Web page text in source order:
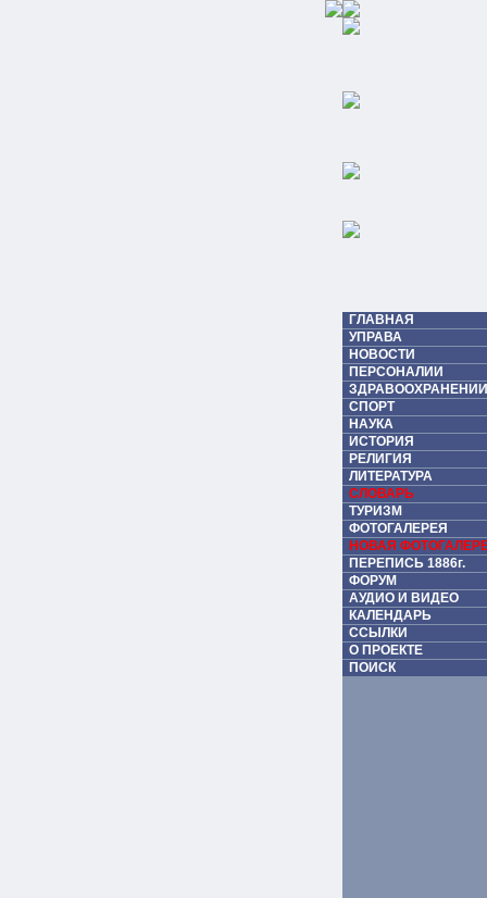
ГЛАВНАЯ
УПРАВА
НОВОСТИ
ПЕРСОНАЛИИ
СПОРТ
НАУКА
ИСТОРИЯ
РЕЛИГИЯ
ЛИТЕРАТУРА
СЛОВАРЬ
ТУРИЗМ
ФОТОГАЛЕРЕЯ
НОВАЯ
ПЕРЕПИСЬ 1886г.
ФОРУМ
АУДИО И ВИДЕО
КАЛЕНДАРЬ
ССЫЛКИ
О ПРОЕКТЕ
ПОИСК